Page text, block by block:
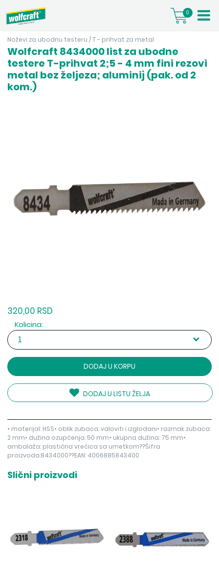
0
Noževi za ubodnu testeru /T - prihvat za metal
Wolfcraft 8434000 list za ubodne
testere T-prihvat 2;5 - 4 mm fini rezovi
metal bez željeza; aluminij (pak. od 2
kom.)
320,00 RSD
Kolicina:
DODAJ U KORPU
DODAJ U LISTU ŽELJA
• materijal: HSS• oblik zubaca: valoviti i izglodani• razmak zubaca:
2 mm• dužina ozupčenja: 50 mm• ukupna dužina: 75 mm•
ambalaža: plastična vrećica sa umetkom??Šifra
proizvoda:8434000??EAN: 4006885843400
Slični proizvodi